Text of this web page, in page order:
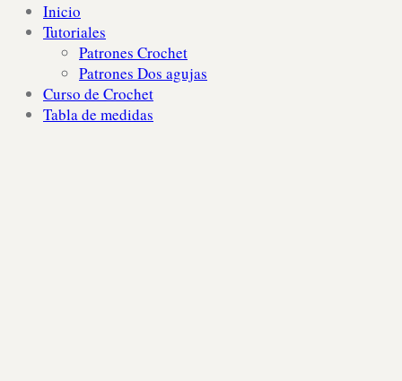
Inicio
Tutoriales
Patrones Crochet
Patrones Dos agujas
Curso de Crochet
Tabla de medidas